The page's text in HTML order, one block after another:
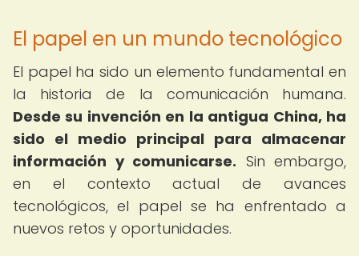
El papel en un mundo tecnológico
El papel ha sido un elemento fundamental en
la historia de la comunicación humana.
Desde su invención en la antigua China, ha
sido el medio principal para almacenar
información y comunicarse. Sin embargo,
en el contexto actual de avances
tecnológicos, el papel se ha enfrentado a
nuevos retos y oportunidades.